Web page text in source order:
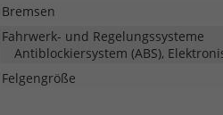
Bremsen
Fahrwerk- und Regelungssysteme
Antiblockiersystem (ABS),
Felgengröße